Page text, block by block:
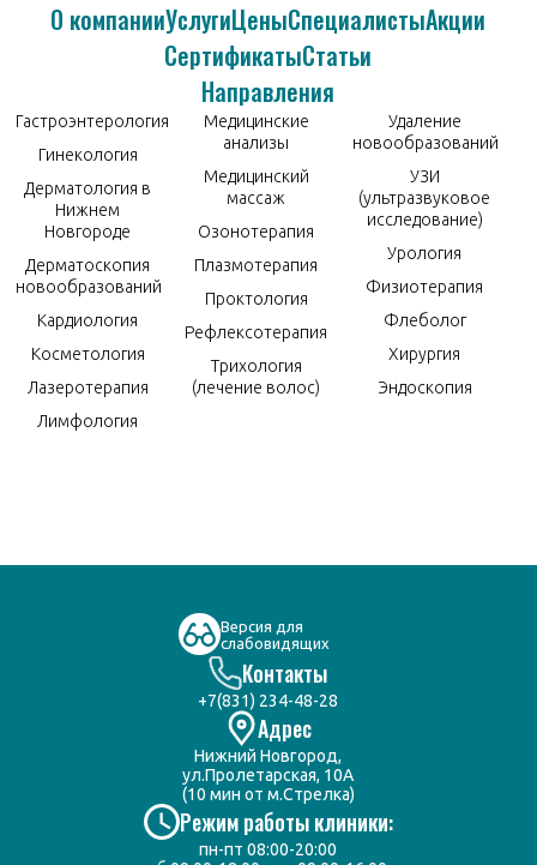
О компанииУслугиЦеныСпециалистыАкции
СертификатыСтатьи
Направления
Гастроэнтерология
Гинекология
Дерматология в
Нижнем
Новгороде
Дерматоскопия
новообразований
Кардиология
Косметология
Лазеротерапия
Лимфология
Медицинские
анализы
Медицинский
массаж
Озонотерапия
Плазмотерапия
Проктология
Рефлексотерапия
Трихология
(лечение волос)
Удаление
новообразований
УЗИ
(ультразвуковое
исследование)
Урология
Физиотерапия
Флеболог
Хирургия
Эндоскопия
Контакты
+7(831) 234-48-28
Адрес
Нижний Новгород,
ул.Пролетарская, 10А
(10 мин от м.Стрелка)
Режим работы клиники:
пн-пт 08:00-20:00
Версия для
слабовидящих